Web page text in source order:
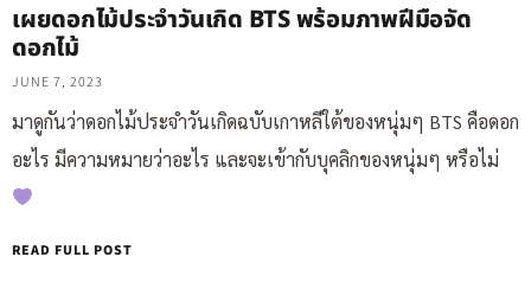
เผยดอกไม้ประจำวันเกิด BTS พร้อมภาพฝีมือจัด
ดอกไม้
JUNE 7, 2023
มาดูกันว่าดอกไม้ประจำวันเกิดฉบับเกาหลีใต้ของหนุ่มๆ BTS คือดอก
อะไร มีความหมายว่าอะไร และจะเข้ากับบุคลิกของหนุ่มๆ หรือไม่
READ FULL POST